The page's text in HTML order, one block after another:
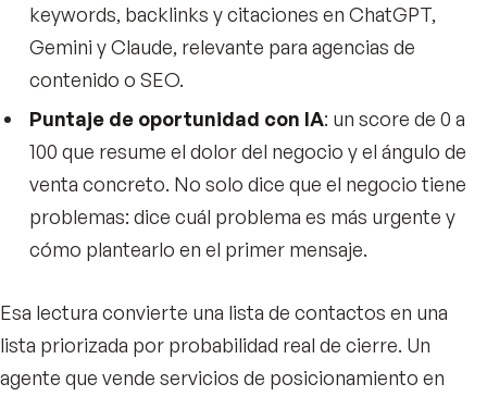
keywords, backlinks y citaciones en ChatGPT,
Gemini y Claude, relevante para agencias de
contenido o SEO.
Puntaje de oportunidad con IA: un score de 0 a
100 que resume el dolor del negocio y el ángulo de
venta concreto. No solo dice que el negocio tiene
problemas: dice cuál problema es más urgente y
cómo plantearlo en el primer mensaje.
Esa lectura convierte una lista de contactos en una
lista priorizada por probabilidad real de cierre. Un
agente que vende servicios de posicionamiento en